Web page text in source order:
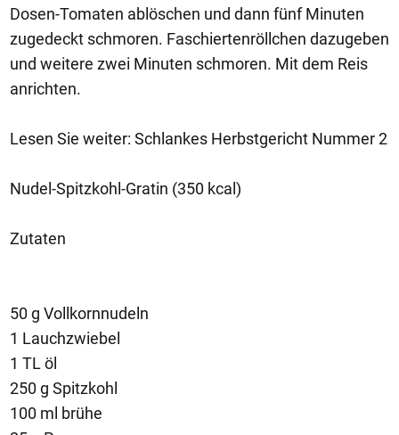
Dosen-Tomaten ablöschen und dann fünf Minuten
zugedeckt schmoren. Faschiertenröllchen dazugeben
und weitere zwei Minuten schmoren. Mit dem Reis
anrichten.
Lesen Sie weiter: Schlankes Herbstgericht Nummer 2
Nudel-Spitzkohl-Gratin (350 kcal)
Zutaten
50 g Vollkornnudeln
1 Lauchzwiebel
1 TL öl
250 g Spitzkohl
100 ml brühe